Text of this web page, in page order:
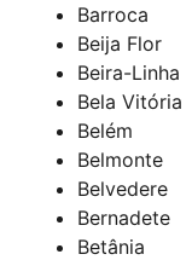
Barroca
Beija Flor
Beira-Linha
Bela Vitória
Belém
Belmonte
Belvedere
Bernadete
Betânia